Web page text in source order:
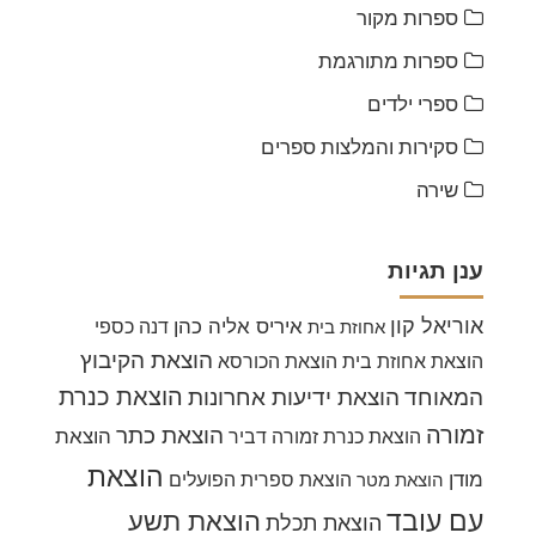
ספרות מקור
ספרות מתורגמת
ספרי ילדים
סקירות והמלצות ספרים
שירה
ענן תגיות
אוריאל קון אחוזת בית איריס אליה כהן דנה כספי
הוצאת אחוזת בית הוצאת הכורסא הוצאת הקיבוץ
המאוחד הוצאת ידיעות אחרונות הוצאת כנרת
זמורה הוצאת כנרת זמורה דביר הוצאת כתר הוצאת
מודן הוצאת מטר הוצאת ספרית הפועלים הוצאת
עם עובד הוצאת תכלת הוצאת תשע